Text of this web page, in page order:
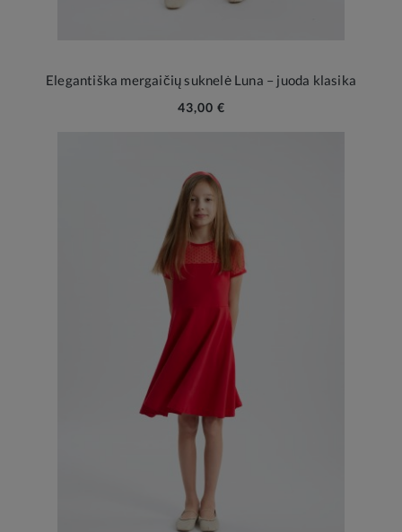
Elegantiška mergaičių suknelė Luna – juoda klasika
43,00 €